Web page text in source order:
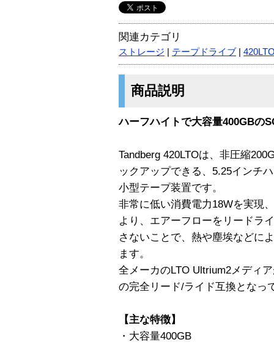
関連カテゴリ
ストレージ テープドライブ
商品説明
ハーフハイトで大容量400GBの
Tandberg 420LTOは、非圧縮
ックアップできる、5.25インチ
小型テープ装置です。
非常に低い消費電力18Wを実現
より、エアーフローをリードラ
さないことで、熱や塵埃などに
ます。
全メーカのLTO Ultrium2メディ
の完全リード/ライド互換となっ
【主な特徴】
・大容量400GB